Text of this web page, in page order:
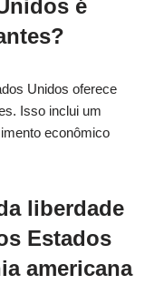
é
Unidos oferece
Isso inclui um
econômico
liberdade
Estados
americana